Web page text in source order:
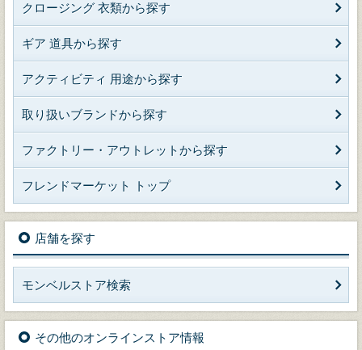
クロージング 衣類から探す
ギア 道具から探す
アクティビティ 用途から探す
取り扱いブランドから探す
ファクトリー・アウトレットから探す
フレンドマーケット トップ
店舗を探す
モンベルストア検索
その他のオンラインストア情報